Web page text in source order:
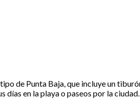
de Punta Baja, que incluye un
días en la playa o paseos por la ciudad.